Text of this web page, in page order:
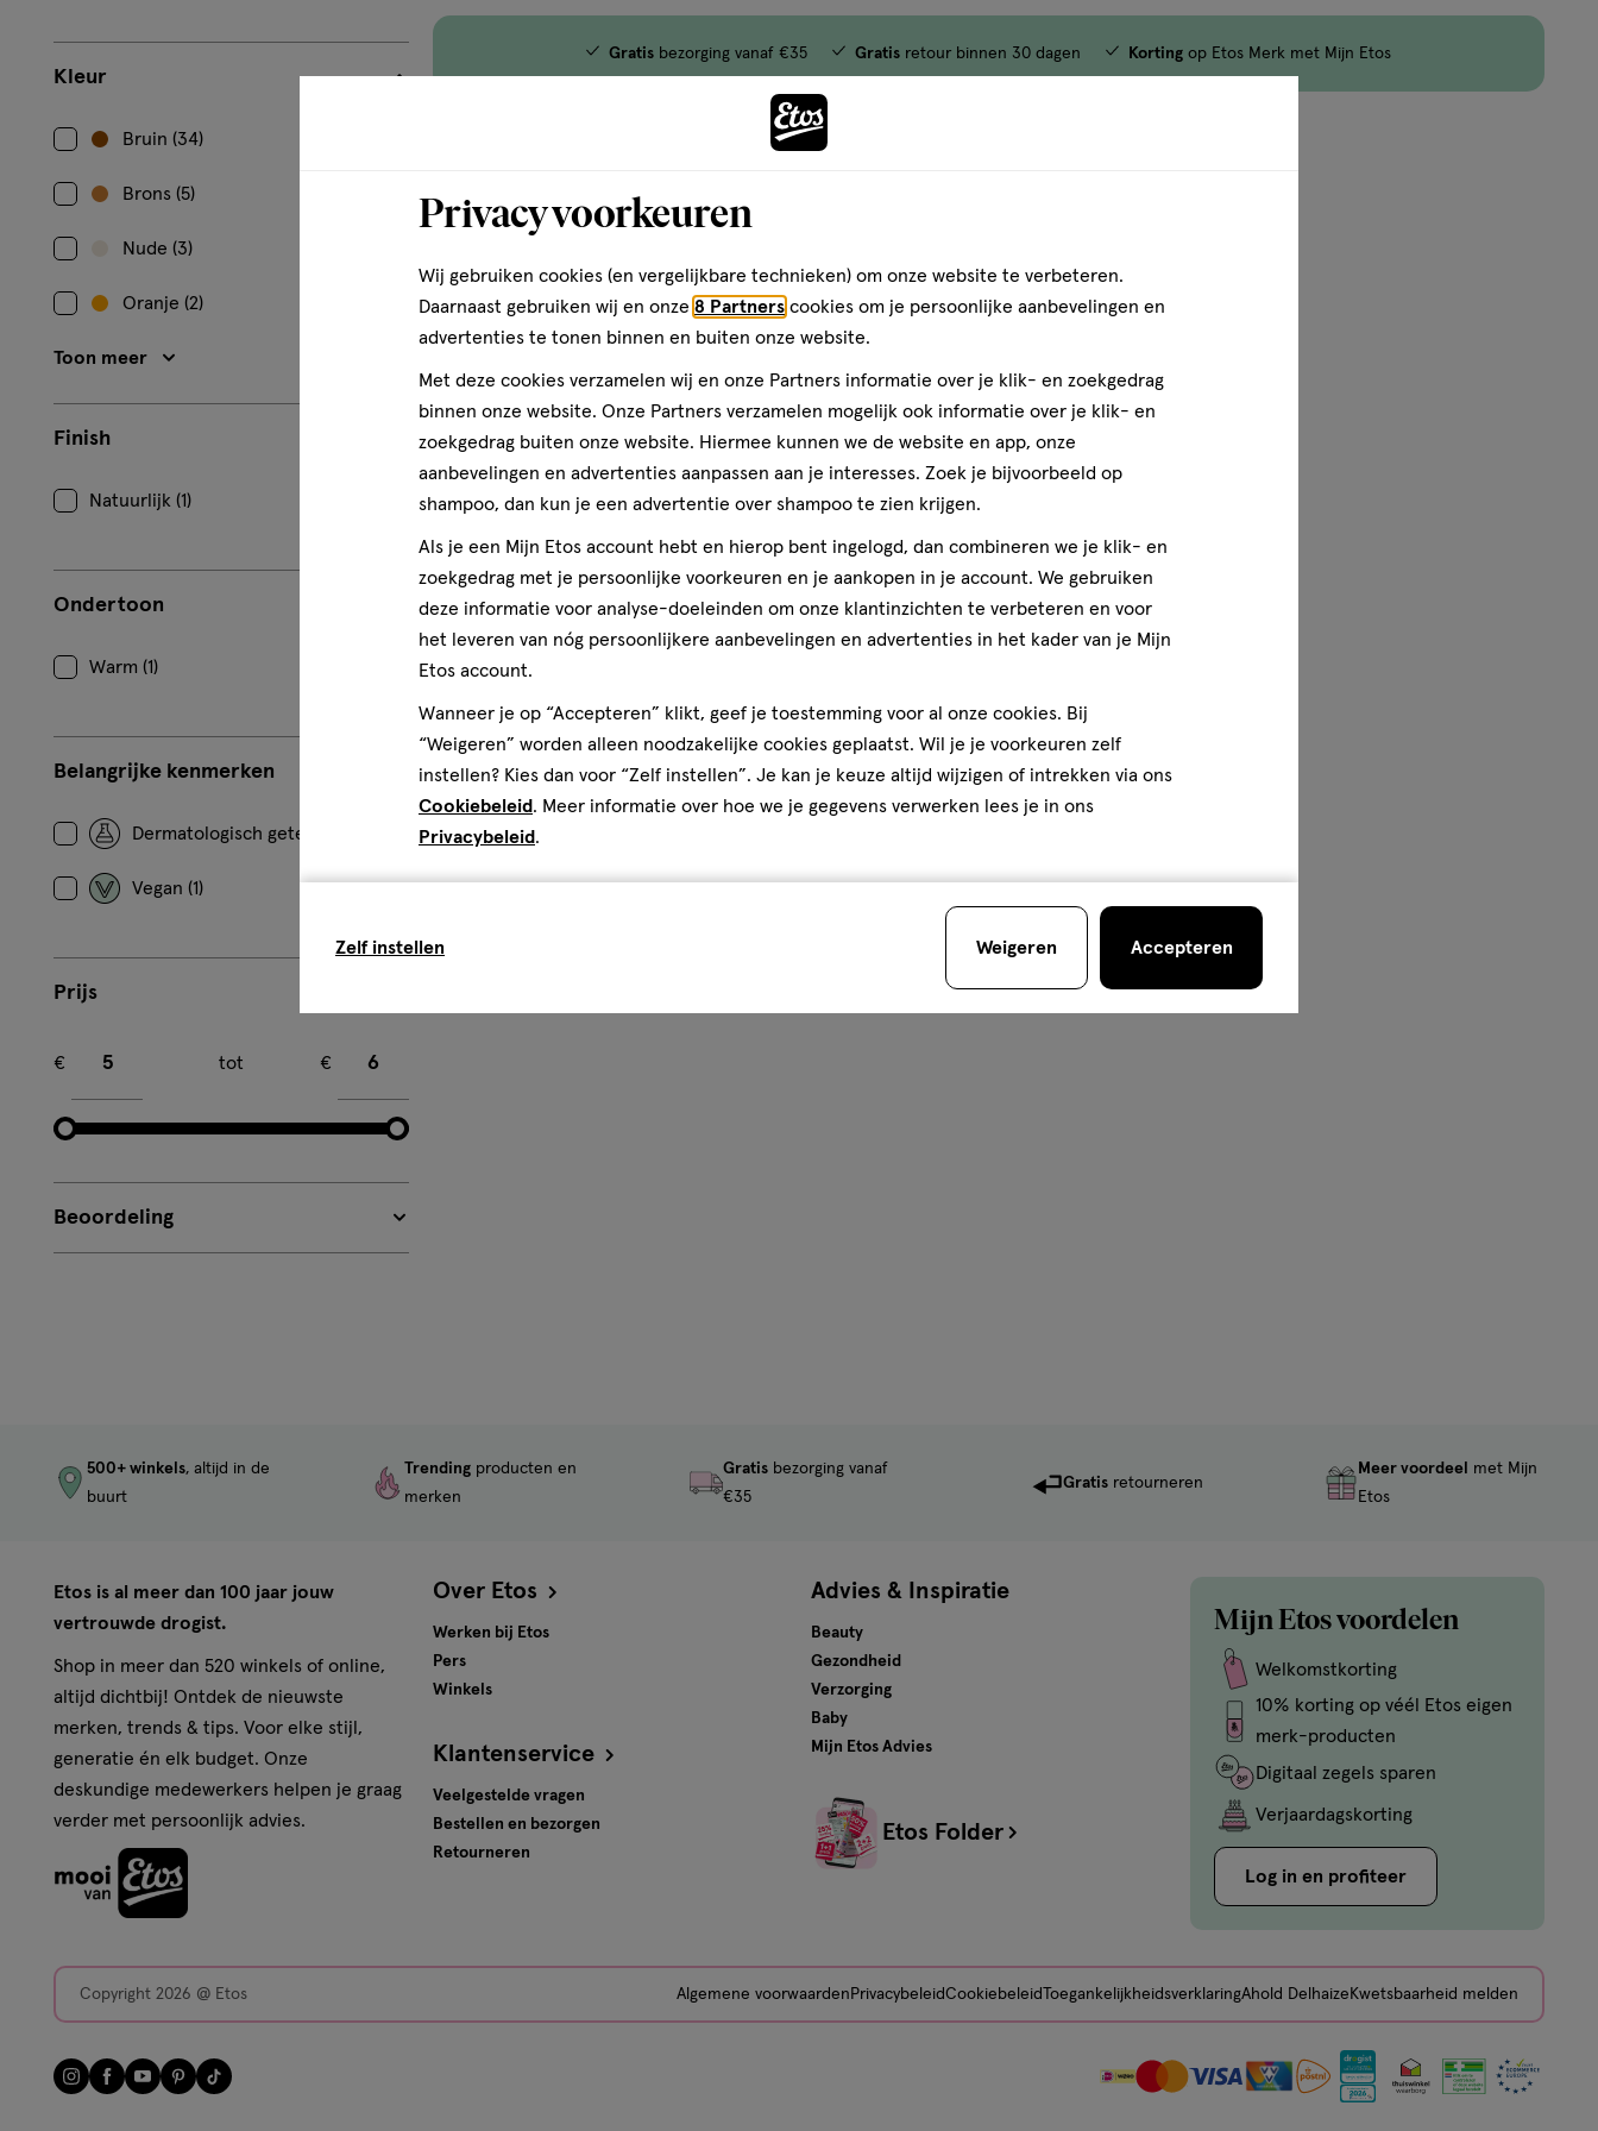
Kleur
Bruin (34)
Brons (5)
Nude (3)
Oranje (2)
Toon meer
Finish
Natuurlijk (1)
Ondertoon
Warm (1)
Belangrijke kenmerken
Dermatologisch getest (1)
Vegan (1)
Prijs
€
tot
€
Beoordeling
Gratis bezorging vanaf €35 Gratis retour binnen 30 dagen Korting op Etos Merk met Mijn Etos
500+ winkels, altijd in de
buurt
Trending producten en
merken
Gratisbezorging vanaf
€35
Gratis retourneren
Meer voordeel
met Mijn
Etos
Etos is al meer dan 100 jaar jouw
vertrouwde drogist.
Shop in meer dan 520 winkels of online,
altijd dichtbij! Ontdek de nieuwste
merken, trends & tips. Voor elke stijl,
generatie én elk budget. Onze
deskundige medewerkers helpen je graag
verder met persoonlijk advies.
Over Etos
Werken bij Etos
Pers
Winkels
Klantenservice
Veelgestelde vragen
Bestellen en bezorgen
Retourneren
Advies & Inspiratie
Beauty
Gezondheid
Verzorging
Baby
Mijn Etos Advies
Etos Folder
Mijn Etos voordelen
Welkomstkorting
10% korting op véél Etos eigen
merk-producten
Digitaal zegels sparen
Verjaardagskorting
Log in en profiteer
Copyright 2026 @ Etos Algemene voorwaarden PrivacybeleidCookiebeleid ToegankelijkheidsverklaringAhold Delhaize Kwetsbaarheid melden
Privacy voorkeuren
Wij gebruiken cookies (en vergelijkbare technieken) om onze website te verbeteren.
Daarnaast gebruiken wij en onze 8 Partners cookies om je persoonlijke aanbevelingen en
advertenties te tonen binnen en buiten onze website.
Met deze cookies verzamelen wij en onze Partners informatie over je klik- en zoekgedrag
binnen onze website. Onze Partners verzamelen mogelijk ook informatie over je klik- en
zoekgedrag buiten onze website. Hiermee kunnen we de website en app, onze
aanbevelingen en advertenties aanpassen aan je interesses. Zoek je bijvoorbeeld op
shampoo, dan kun je een advertentie over shampoo te zien krijgen.
Als je een Mijn Etos account hebt en hierop bent ingelogd, dan combineren we je klik- en
zoekgedrag met je persoonlijke voorkeuren en je aankopen in je account. We gebruiken
deze informatie voor analyse-doeleinden om onze klantinzichten te verbeteren en voor
het leveren van nóg persoonlijkere aanbevelingen en advertenties in het kader van je Mijn
Etos account.
Wanneer je op “Accepteren” klikt, geef je toestemming voor al onze cookies. Bij
“Weigeren” worden alleen noodzakelijke cookies geplaatst. Wil je je voorkeuren zelf
instellen? Kies dan voor “Zelf instellen”. Je kan je keuze altijd wijzigen of intrekken via ons
Cookiebeleid. Meer informatie over hoe we je gegevens verwerken lees je in ons
Privacybeleid.
Zelf instellen Weigeren Accepteren